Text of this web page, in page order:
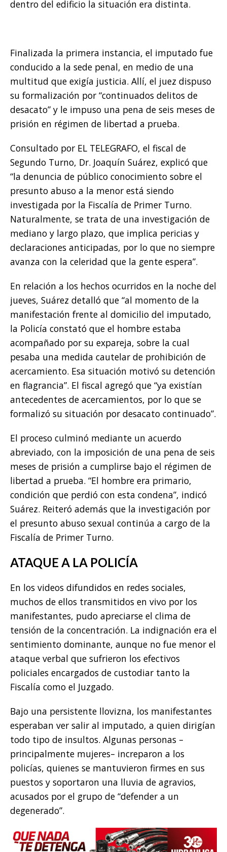
dentro del edificio la situación era distinta.
Finalizada la primera instancia, el imputado fue
conducido a la sede penal, en medio de una
multitud que exigía justicia. Allí, el juez dispuso
su formalización por “continuados delitos de
desacato” y le impuso una pena de seis meses de
prisión en régimen de libertad a prueba.
Consultado por EL TELEGRAFO, el fiscal de
Segundo Turno, Dr. Joaquín Suárez, explicó que
“la denuncia de público conocimiento sobre el
presunto abuso a la menor está siendo
investigada por la Fiscalía de Primer Turno.
Naturalmente, se trata de una investigación de
mediano y largo plazo, que implica pericias y
declaraciones anticipadas, por lo que no siempre
avanza con la celeridad que la gente espera”.
En relación a los hechos ocurridos en la noche del
jueves, Suárez detalló que “al momento de la
manifestación frente al domicilio del imputado,
la Policía constató que el hombre estaba
acompañado por su expareja, sobre la cual
pesaba una medida cautelar de prohibición de
acercamiento. Esa situación motivó su detención
en flagrancia”. El fiscal agregó que “ya existían
antecedentes de acercamientos, por lo que se
formalizó su situación por desacato continuado”.
El proceso culminó mediante un acuerdo
abreviado, con la imposición de una pena de seis
meses de prisión a cumplirse bajo el régimen de
libertad a prueba. “El hombre era primario,
condición que perdió con esta condena”, indicó
Suárez. Reiteró además que la investigación por
el presunto abuso sexual continúa a cargo de la
Fiscalía de Primer Turno.
ATAQUE A LA POLICÍA
En los videos difundidos en redes sociales,
muchos de ellos transmitidos en vivo por los
manifestantes, pudo apreciarse el clima de
tensión de la concentración. La indignación era el
sentimiento dominante, aunque no fue menor el
ataque verbal que sufrieron los efectivos
policiales encargados de custodiar tanto la
Fiscalía como el Juzgado.
Bajo una persistente llovizna, los manifestantes
esperaban ver salir al imputado, a quien dirigían
todo tipo de insultos. Algunas personas –
principalmente mujeres– increparon a los
policías, quienes se mantuvieron firmes en sus
puestos y soportaron una lluvia de agravios,
acusados por el grupo de “defender a un
degenerado”.